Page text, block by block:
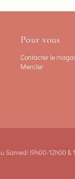
Pour vous
Contacter le
Mercier
Samedi (9h00-12h00 &